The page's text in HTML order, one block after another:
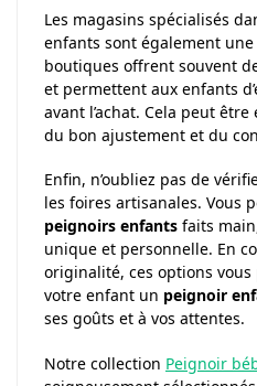
Les magasins spécialisés
enfants sont également
boutiques offrent souvent
et permettent aux enfants
avant l’achat. Cela peut
du bon ajustement et du
Enfin, n’oubliez pas de
les foires artisanales. Vous
peignoirs enfants faits
unique et personnelle. En
originalité, ces options
votre enfant un peignoir
ses goûts et à vos attentes.
Notre collection Peignoir